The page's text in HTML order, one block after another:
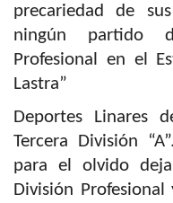
precariedad de
ningún partido
Profesional en el
Lastra”
Deportes Linares
Tercera División
para el olvido
División